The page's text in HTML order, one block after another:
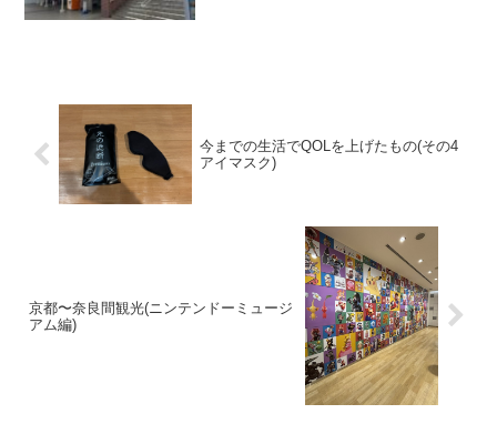
今までの生活でQOLを上げたもの(その4
アイマスク)
京都〜奈良間観光(ニンテンドーミュージ
アム編)